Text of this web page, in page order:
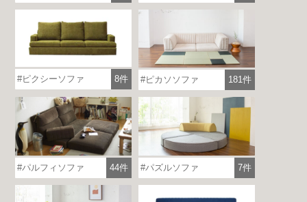
ピクシーソファ 8件 ピカソソファ 181件
パルフィソファ 44件 パズルソファ 7件